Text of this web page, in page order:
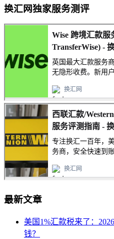
换汇网独家服务测评
最新文章
美国1%汇款税来了：
钱？